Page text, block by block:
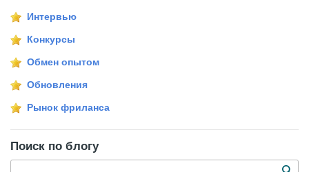
Интервью
Конкурсы
Обмен опытом
Обновления
Рынок фриланса
Поиск по блогу